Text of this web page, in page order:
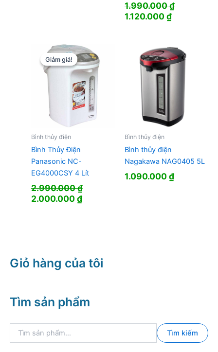
1.990.000₫
Giá
1.990.000 ₫.
1.120.000₫Giá
là:
1.120.000
Giảm giá!
Giảm giá!
Bình thủy điện
Bình Thủy Điện
Panasonic NC-
EG4000CSY 4 Lít
2.990.000₫
Giá
2.000.000₫Giá
Bình thủy điện
Bình thủy điện
Nagakawa NAG0405 5L
1.090.000₫
Giỏ hàng của tôi
Tìm sản phẩm
Tìm kiếm